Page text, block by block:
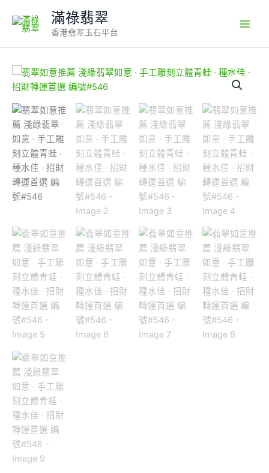
content
滿祿翡翠
香港翡翠玉石平台
翠
如
意
推
薦
淺
綠
翡
翠
如
意
手
工
雕
刻
立
體
青
蛙
·
種
佳
·
招
財
轉
運
首
選
編